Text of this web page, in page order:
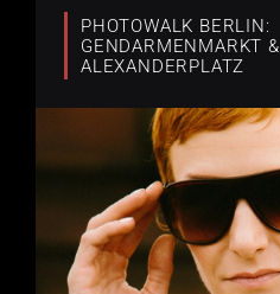
PHOTOWALK BERLIN:
GENDARMENMARKT &
ALEXANDERPLATZ